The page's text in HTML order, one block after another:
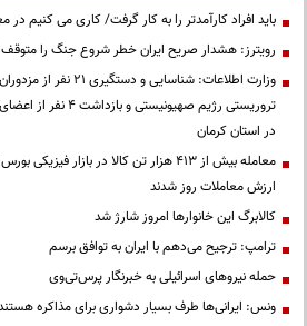
باید افراد کارآمدتر را به کار گرفت/ کاری می کنیم
رویترز: هشدار صریح ایران خطر شروع جنگ را
وزارت اطلاعات: شناسایی
تروریستی رژیم
در استان کرمان
معامله بیش از ۴۱۳ هزار تن کالا در بازار
ارزش معاملات روز شدند
کالابرگ این خانوارها امروز شارژ شد
ترامپ: ترجیح می‌دهم با ایران به توافق برسم
حمله نیروهای اسرائیلی به خبرنگار پرس‌تی‌وی
ونس: ایرانی‌ها طرف بسیار دشواری برای مذاکره